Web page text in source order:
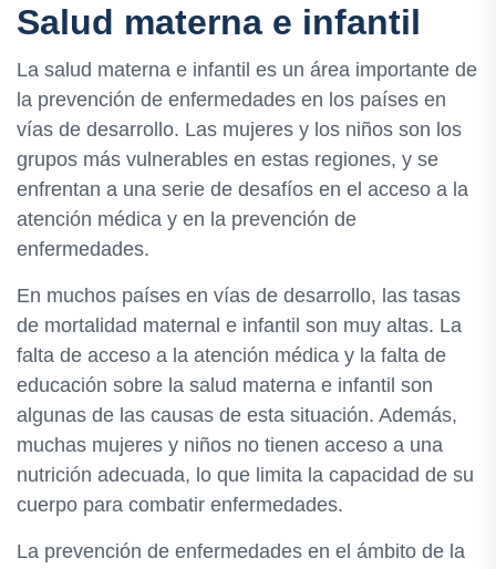
Salud materna e infantil
La salud materna e infantil es un área importante de
la prevención de enfermedades en los países en
vías de desarrollo. Las mujeres y los niños son los
grupos más vulnerables en estas regiones, y se
enfrentan a una serie de desafíos en el acceso a la
atención médica y en la prevención de
enfermedades.
En muchos países en vías de desarrollo, las tasas
de mortalidad maternal e infantil son muy altas. La
falta de acceso a la atención médica y la falta de
educación sobre la salud materna e infantil son
algunas de las causas de esta situación. Además,
muchas mujeres y niños no tienen acceso a una
nutrición adecuada, lo que limita la capacidad de su
cuerpo para combatir enfermedades.
La prevención de enfermedades en el ámbito de la